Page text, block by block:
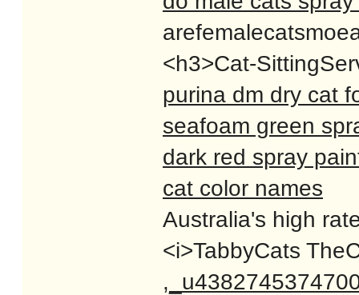
<h3>Cat-
purina dm dry cat
seafoam green
dark red spray
cat color names
Australia's high
<i>TabbyCats